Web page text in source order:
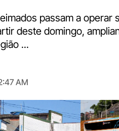
passam a operar
deste domingo,
...
AM
Digite
aqui
o